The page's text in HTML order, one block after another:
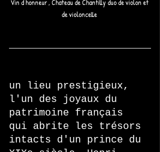
Vin d'honneur , Chateau de Chantilly duo de violon et
de violoncelle
un lieu prestigieux,
l'un des joyaux du
patrimoine français
qui abrite les trésors
intacts d'un prince du